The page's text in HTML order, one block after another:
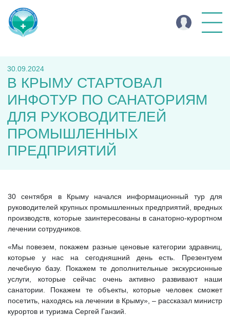
30.09.2024
В КРЫМУ СТАРТОВАЛ
ИНФОТУР ПО САНАТОРИЯМ
ДЛЯ РУКОВОДИТЕЛЕЙ
ПРОМЫШЛЕННЫХ
ПРЕДПРИЯТИЙ
30 сентября в Крыму начался информационный тур для
руководителей крупных промышленных предприятий, вредных
производств, которые заинтересованы в санаторно-курортном
лечении сотрудников.
«Мы повезем, покажем разные ценовые категории здравниц,
которые у нас на сегодняшний день есть. Презентуем
лечебную базу. Покажем те дополнительные экскурсионные
услуги, которые сейчас очень активно развивают наши
санатории. Покажем те объекты, которые человек сможет
посетить, находясь на лечении в Крыму», – рассказал министр
курортов и туризма Сергей Ганзий.